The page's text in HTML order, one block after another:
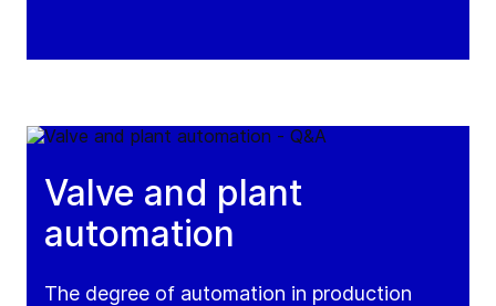
Valve and plant
automation
The degree of automation in production